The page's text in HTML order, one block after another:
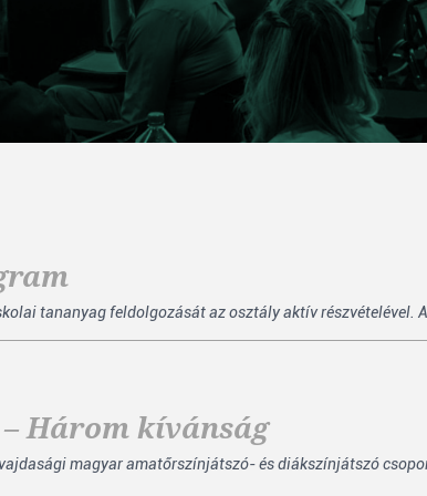
tananyag feldolgozását az osztály aktív részvételével.
Három kívánság
magyar amatőrszínjátszó- és diákszínjátszó